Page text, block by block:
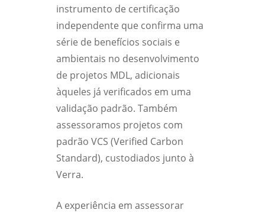
instrumento de certificação
independente que confirma uma
série de benefícios sociais e
ambientais no desenvolvimento
de projetos MDL, adicionais
àqueles já verificados em uma
validação padrão. Também
assessoramos projetos com
padrão VCS (Verified Carbon
Standard), custodiados junto à
Verra.
A experiência em assessorar